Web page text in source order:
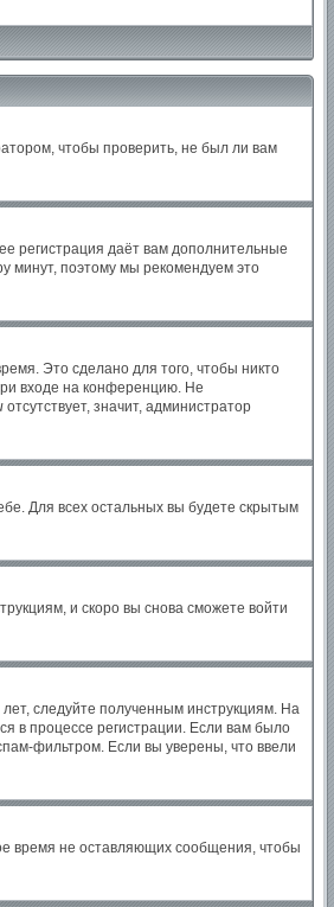
чтобы проверить, не был ли вам
регистрация даёт вам дополнительные
минут, поэтому мы рекомендуем это
Это сделано для того, чтобы никто
входе на конференцию. Не
отсутствует, значит, администратор
Для всех остальных вы будете скрытым
и скоро вы снова сможете войти
следуйте полученным инструкциям. На
в процессе регистрации. Если вам было
фильтром. Если вы уверены, что ввели
время не оставляющих сообщения, чтобы